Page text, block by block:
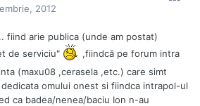
2012
fiind arie publica (unde am postat)
de serviciu"
,fiindcă pe forum intra
(maxu08 ,cerasela ,etc.) care simt
omului onest si fiindca intrapol-ul
ca badea/nenea/baciu Ion n-au